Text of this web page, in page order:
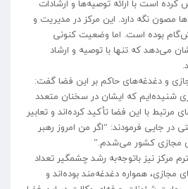
است با ارائه توصیه‌ها و ارشادات
مصون نگه دارد. این مرکز در مدیریت و
بوده است. اما وضعیت کنونی
می‌دهد که تنها با توصیه و ارشاد
و دغدغه‌های حاکم بر این فضا گفت:
شنیده‌ایم که ایشان در سخنان متعدد
با این فضا تأکید کرده‌اند و تعابیر
در جایی فرمودند: “اگر من امروز رهبر
مجازی کشور می‌شدم.”
مرکز نیز باتوجه‌به رشد چشمگیر تعداد
مجازی، همواره دغدغه‌مند بوده‌اند و